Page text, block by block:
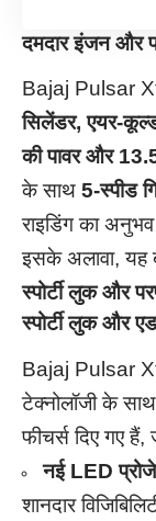
दमदार इंजन और
Bajaj Pulsar
सिलेंडर, एयर-
की पावर और
के साथ 5-स्पीड
राइडिंग का
इसके अलावा, यह
स्पोर्टी लुक और
स्पोर्टी लुक और
Bajaj Pulsar
टेक्नोलॉजी के
फीचर्स दिए गए
नई LED
शानदार